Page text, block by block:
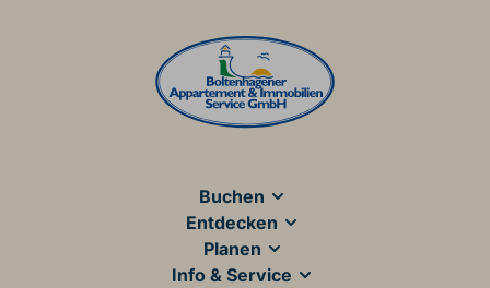
Buchen
Entdecken
Planen
Info & Service